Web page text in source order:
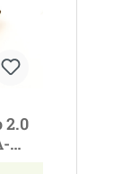
2.0